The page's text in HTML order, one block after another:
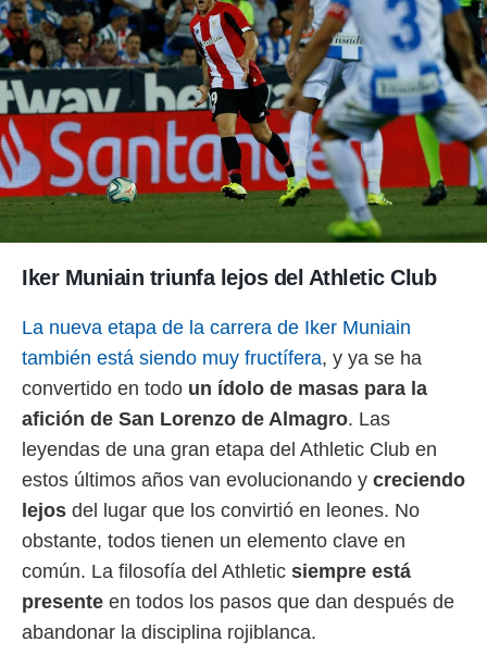
e
mediante
publicidad
publicidad
Iker Muniain triunfa lejos del Athletic Club
La nueva etapa de la carrera de Iker Muniain
también está siendo muy fructífera, y ya se ha
convertido en todo un ídolo de masas para la
afición de San Lorenzo de Almagro. Las
leyendas de una gran etapa del Athletic Club en
estos últimos años van evolucionando y creciendo
lejos del lugar que los convirtió en leones. No
obstante, todos tienen un elemento clave en
común. La filosofía del Athletic siempre está
presente en todos los pasos que dan después de
abandonar la disciplina rojiblanca.